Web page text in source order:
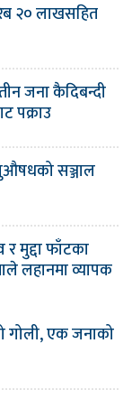
२० लाखसहित
जना कैदिबन्दी
पक्राउ
सञ्जाल
मुद्दा फाँटका
लहानमा व्यापक
गोली, एक जनाको